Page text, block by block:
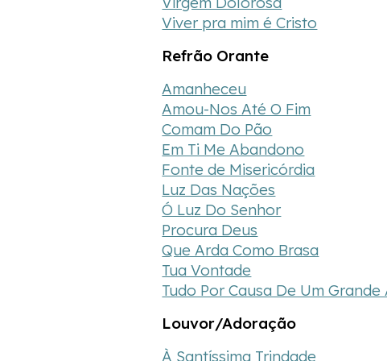
Viver pra mim é Cristo
Refrão Orante
Amanheceu
Amou-Nos Até O Fim
Comam Do Pão
Em Ti Me Abandono
Fonte de Misericórdia
Luz Das Nações
Ó Luz Do Senhor
Procura Deus
Que Arda Como Brasa
Tua Vontade
Tudo Por Causa De Um Grande
Louvor/Adoração
À Santíssima Trindade